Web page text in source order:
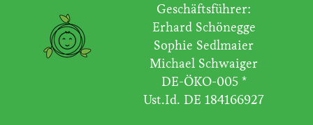
Geschäftsführer:
Erhard Schönegge
Sophie Sedlmaier
Michael Schwaiger
DE-ÖKO-005 *
Ust.Id. DE 184166927